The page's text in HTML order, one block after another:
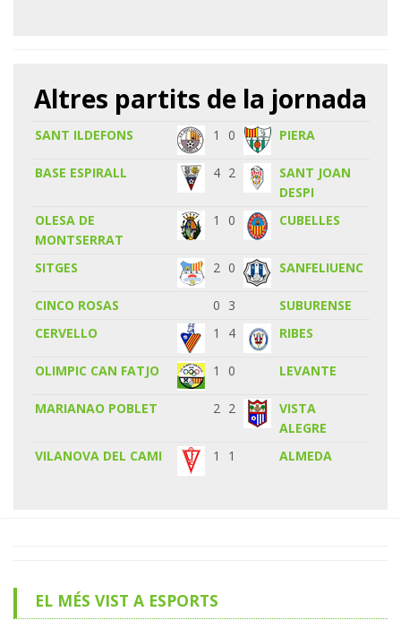
Altres partits de la jornada
SANT ILDEFONS 1 0 PIERA
BASE ESPIRALL 4 2
SANT JOAN
DESPI
OLESA DE
MONTSERRAT
1 0 CUBELLES
SITGES 2 0 SANFELIUENC
CINCO ROSAS 0 3
SUBURENSE
CERVELLO
1 4 RIBES
OLIMPIC CAN FATJO 1 0 LEVANTE
MARIANAO POBLET 2 2
VISTA
ALEGRE
VILANOVA DEL CAMI
1 1 ALMEDA
EL MÉS VIST A ESPORTS